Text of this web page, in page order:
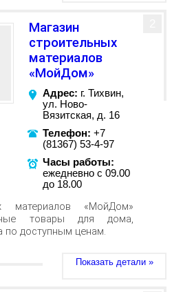
Магазин
строительных
материалов
«МойДом»
Адрес: г. Тихвин,
ул. Ново-
Вязитская, д. 16
Телефон: +7
(81367) 53-4-97
Часы работы:
ежедневно с 09.00
до 18.00
материалов «МойДом»
товары для дома,
по доступным ценам.
Показать детали »